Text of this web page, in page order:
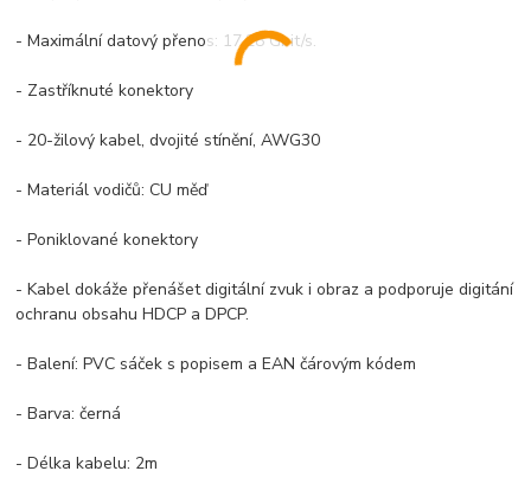
- Maximální datový přenos: 17.28 Gbit/s.
- Zastříknuté konektory
- 20-žilový kabel, dvojité stínění, AWG30
- Materiál vodičů: CU měď
- Poniklované konektory
- Kabel dokáže přenášet digitální zvuk i obraz a podporuje digitání
ochranu obsahu HDCP a DPCP.
- Balení: PVC sáček s popisem a EAN čárovým kódem
- Barva: černá
- Délka kabelu: 2m